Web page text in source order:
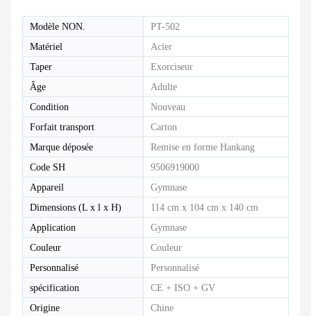
Modèle NON.
PT-502
Matériel
Acier
Taper
Exorciseur
Âge
Adulte
Condition
Nouveau
Forfait transport
Carton
Marque déposée
Remise en forme Hankang
Code SH
9506919000
Appareil
Gymnase
Dimensions (L x l x H)
114 cm x 104 cm x 140 cm
Application
Gymnase
Couleur
Couleur
Personnalisé
Personnalisé
spécification
CE + ISO + GV
Origine
Chine